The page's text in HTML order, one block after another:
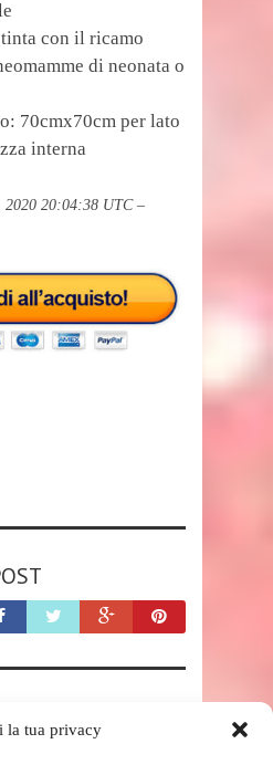
la tua privacy
con il ricamo
di neonata o
70cmx70cm per lato
interna
20:04:38 UTC –